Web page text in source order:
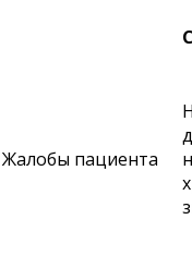
Жалобы пациента